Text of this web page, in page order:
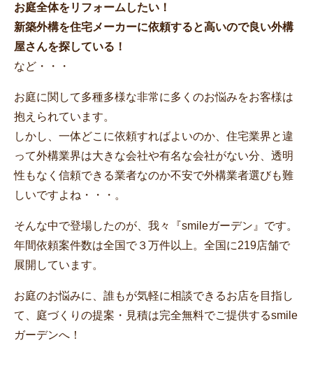
お庭全体をリフォームしたい！
新築外構を住宅メーカーに依頼すると高いので良い外構
屋さんを探している！
など・・・
お庭に関して多種多様な非常に多くのお悩みをお客様は
抱えられています。
しかし、一体どこに依頼すればよいのか、住宅業界と違
って外構業界は大きな会社や有名な会社がない分、透明
性もなく信頼できる業者なのか不安で外構業者選びも難
しいですよね・・・。
そんな中で登場したのが、我々『smileガーデン』です。
年間依頼案件数は全国で３万件以上。全国に219店舗で
展開しています。
お庭のお悩みに、誰もが気軽に相談できるお店を目指し
て、庭づくりの提案・見積は完全無料でご提供するsmile
ガーデンへ！